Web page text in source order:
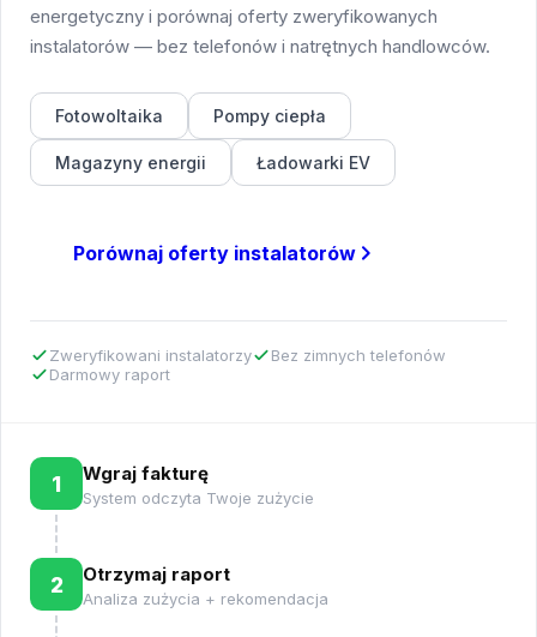
energetyczny i porównaj oferty zweryfikowanych
instalatorów — bez telefonów i natrętnych handlowców.
Fotowoltaika Pompy ciepła
Magazyny energii Ładowarki EV
Porównaj oferty instalatorów
Zweryfikowani instalatorzy
Bez zimnych telefonów
Darmowy raport
1 Wgraj fakturę
System odczyta Twoje zużycie
2 Otrzymaj raport
Analiza zużycia + rekomendacja